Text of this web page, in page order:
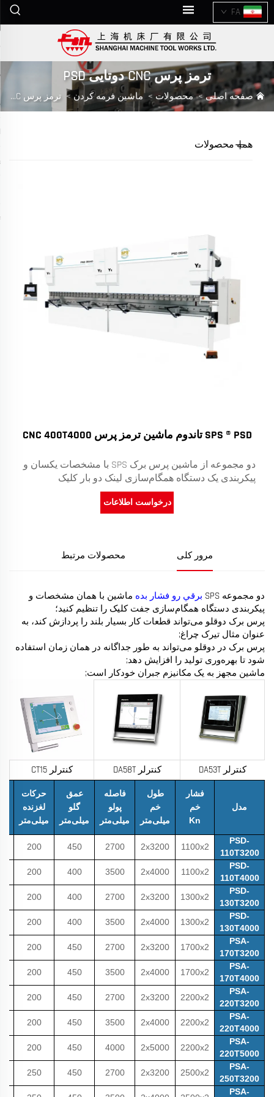
FA
ترمز پرس CNC دوتایی PSD
صفحه اصلی>محصولات >ماشین فرمه کردن> ترمز پرس CNC دوتایی PSD
همه محصولات
SPS ® PSD تاندوم ماشین ترمز پرس CNC 400T4000
دو مجموعه از ماشین پرس برک SPS با مشخصات یکسان و
پیکربندی یک دستگاه همگام‌سازی لینک دو بار کلیک
درخواست اطلاعات
مرور کلی محصولات مرتبط
دو مجموعه SPS برقي رو فشار بده ماشین با همان مشخصات و
پیکربندی دستگاه همگام‌سازی جفت کلیک را تنظیم کنید؛
پرس برک دوقلو می‌تواند قطعات کار بسیار بلند را پردازش کند، به
عنوان مثال تیرک چراغ;
پرس برک در دوقلو می‌تواند به طور جداگانه در همان زمان استفاده
شود تا بهره‌وری تولید را افزایش دهد;
ماشین مجهز به یک مکانیزم جبران خودکار است;
کنترلر DA53T کنترلر DA58T کنترلر CT15
مدل
فشار
خم
Kn
طول
خم
میلی‌متر
فاصله
پولو
میلی‌متر
عمق
گلو
میلی‌متر
حرکات
لغزنده
میلی‌متر
PSD-
110T3200
1100x2
2x3200
2700
450
200
PSD-
110T4000
1100x2
2x4000
3500
400
200
PSD-
130T3200
1300x2
2x3200
2700
400
200
PSD-
130T4000
1300x2
2x4000
3500
400
200
PSA-
170T3200
1700x2
2x3200
2700
450
200
PSA-
170T4000
1700x2
2x4000
3500
450
200
PSA-
220T3200
2200x2
2x3200
2700
450
200
PSA-
220T4000
2200x2
2x4000
3500
450
200
PSA-
220T5000
2200x2
2x5000
4000
450
200
PSA-
250T3200
2500x2
2x3200
2700
450
250
PSA-